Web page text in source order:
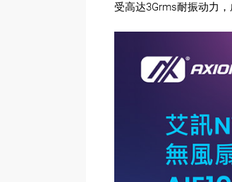
受高达3Grms耐振动力